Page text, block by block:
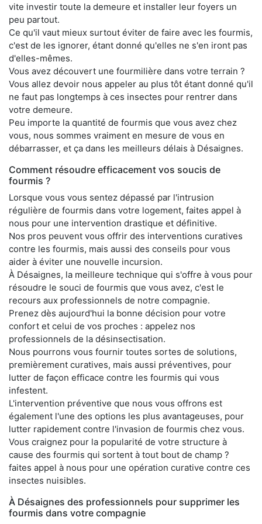
vite investir toute la demeure et installer leur foyers un
peu partout.
Ce qu'il vaut mieux surtout éviter de faire avec les fourmis,
c'est de les ignorer, étant donné qu'elles ne s'en iront pas
d'elles-mêmes.
Vous avez découvert une fourmilière dans votre terrain ?
Vous allez devoir nous appeler au plus tôt étant donné qu'il
ne faut pas longtemps à ces insectes pour rentrer dans
votre demeure.
Peu importe la quantité de fourmis que vous avez chez
vous, nous sommes vraiment en mesure de vous en
débarrasser, et ça dans les meilleurs délais à Désaignes.
Comment résoudre efficacement vos soucis de
fourmis ?
Lorsque vous vous sentez dépassé par l'intrusion
régulière de fourmis dans votre logement, faites appel à
nous pour une intervention drastique et définitive.
Nos pros peuvent vous offrir des interventions curatives
contre les fourmis, mais aussi des conseils pour vous
aider à éviter une nouvelle incursion.
À Désaignes, la meilleure technique qui s'offre à vous pour
résoudre le souci de fourmis que vous avez, c'est le
recours aux professionnels de notre compagnie.
Prenez dès aujourd'hui la bonne décision pour votre
confort et celui de vos proches : appelez nos
professionnels de la désinsectisation.
Nous pourrons vous fournir toutes sortes de solutions,
premièrement curatives, mais aussi préventives, pour
lutter de façon efficace contre les fourmis qui vous
infestent.
L'intervention préventive que nous vous offrons est
également l'une des options les plus avantageuses, pour
lutter rapidement contre l'invasion de fourmis chez vous.
Vous craignez pour la popularité de votre structure à
cause des fourmis qui sortent à tout bout de champ ?
faites appel à nous pour une opération curative contre ces
insectes nuisibles.
À Désaignes des professionnels pour supprimer les
fourmis dans votre compagnie